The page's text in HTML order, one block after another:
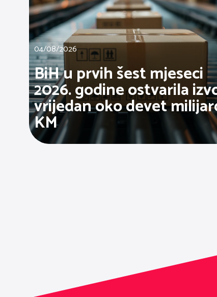
04/08/2026
BiH u prvih šest mjeseci
2026. godine ostvarila
vrijedan oko devet
KM